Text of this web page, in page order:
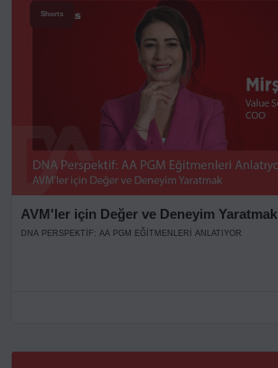
Shorts
AVM'ler için Değer ve Deneyim Yaratmak
DNA PERSPEKTIF: AA PGM EĞITMENLERI ANLATIYOR